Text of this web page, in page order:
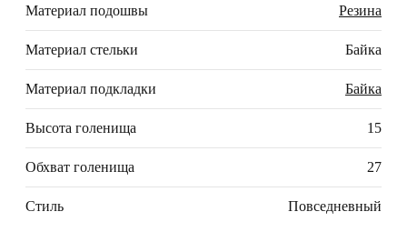
Материал подошвы Резина
Материал стельки Байка
Материал подкладки Байка
Высота голенища 15
Обхват голенища 27
Стиль Повседневный